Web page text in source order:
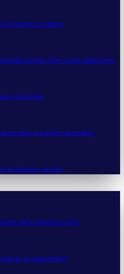
de marché en direct
à partir d'une seule plateforme
du monde
des prix grâce au trading
et d'autres encore
sur le marché crypto
en un seul endroit